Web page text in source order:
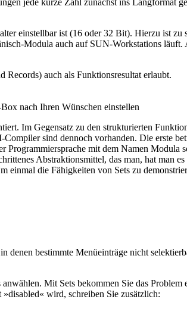
einstellbar ist (16 oder 32 Bit). Hierzu ist
Modula auch auf SUN-Workstations
auch als Funktionsresultat erlaubt.
nach Ihren Wünschen einstellen
Im Gegensatz zu den strukturierten
sind dennoch vorhanden. Die erste
mit dem Namen Modula
Abstraktionsmittel, das man, hat man
die Fähigkeiten von Sets zu
bestimmte Menüeinträge nicht
Mit Sets bekommen Sie das
wird, schreiben Sie zusätzlich: